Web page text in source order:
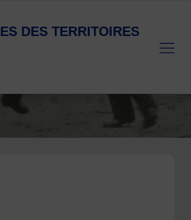
ES DES TERRITOIRES